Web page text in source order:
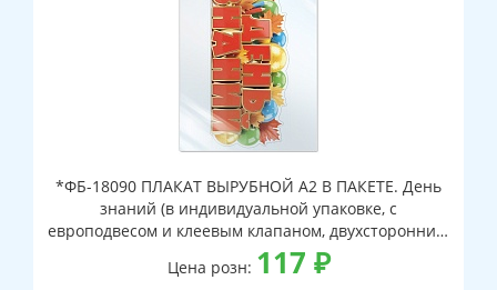
*ФБ-18090 ПЛАКАТ ВЫРУБНОЙ А2 В ПАКЕТЕ. День
знаний (в индивидуальной упаковке, с
европодвесом и клеевым клапаном, двухсторонний,
ВД-лак)
Цена розн: 117 ₽